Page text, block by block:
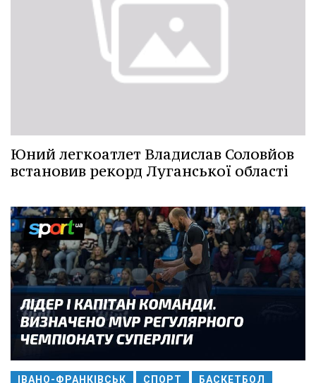
Юний легкоатлет Владислав Соловйов
встановив рекорд Луганської області
ІВАНО-ФРАНКІВСЬК СПОРТ БАСКЕТБОЛ